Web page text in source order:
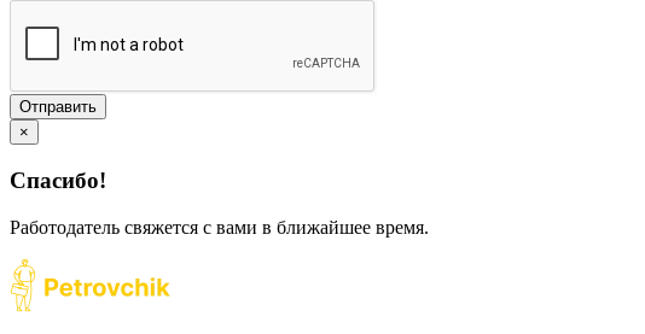
Отправить
×
Спасибо!
Работодатель свяжется с вами в ближайшее время.